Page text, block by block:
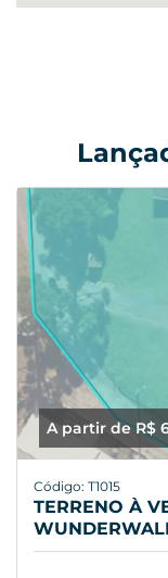
A partir de R$
Código: T1015
TERRENO À